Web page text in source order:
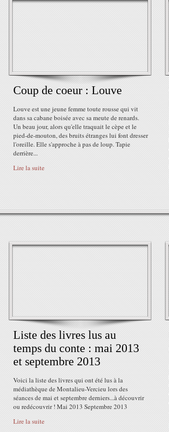
Coup de coeur : Louve
Louve est une jeune femme toute rousse qui vit
dans sa cabane boisée avec sa meute de renards.
Un beau jour, alors qu'elle traquait le cèpe et le
pied-de-mouton, des bruits étranges lui font dresser
l'oreille. Elle s'approche à pas de loup. Tapie
derrière...
Lire la suite
Liste des livres lus au
temps du conte : mai 2013
et septembre 2013
Voici la liste des livres qui ont été lus à la
médiathèque de Montalieu-Vercieu lors des
séances de mai et septembre derniers...à découvrir
ou redécouvrir ! Mai 2013 Septembre 2013
Lire la suite